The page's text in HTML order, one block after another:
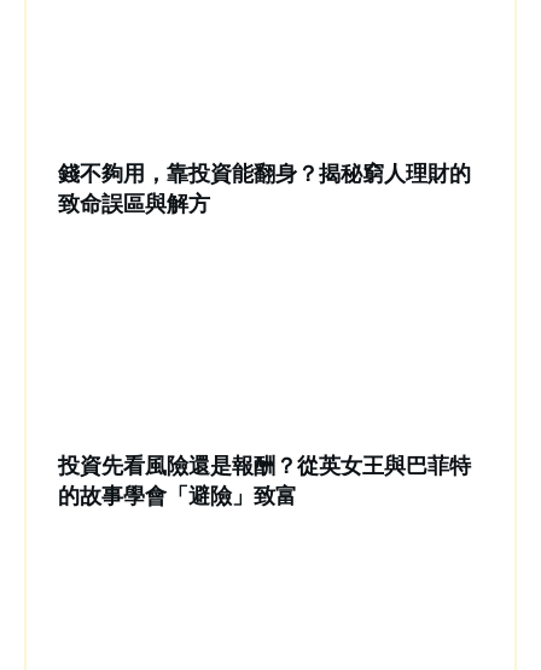
錢不夠用，靠投資能翻身？揭秘窮人理財的
致命誤區與解方
投資先看風險還是報酬？從英女王與巴菲特
的故事學會「避險」致富